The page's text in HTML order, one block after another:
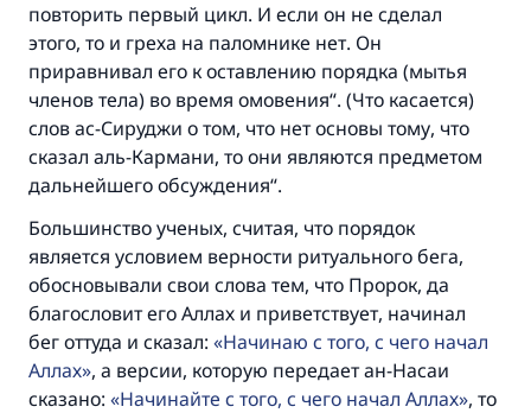
повторить первый цикл. И если он не сделал
этого, то и греха на паломнике нет. Он
приравнивал его к оставлению порядка (мытья
членов тела) во время омовения“. (Что касается)
слов ас-Сируджи о том, что нет основы тому, что
сказал аль-Кармани, то они являются предметом
дальнейшего обсуждения“.
Большинство ученых, считая, что порядок
является условием верности ритуального бега,
обосновывали свои слова тем, что Пророк, да
благословит его Аллах и приветствует, начинал
бег оттуда и сказал:
Начинаю с того, с чего начал
Аллах , а версии, которую передает ан-Насаи
сказано:
Начинайте с того, с чего начал Аллах , то
Участвуйте сейчас!